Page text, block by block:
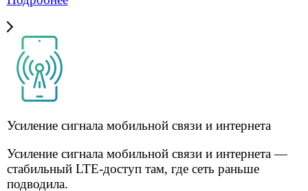
Услуги для бизнеса
Решения для бизнеса
Операторам связи
Оборудование
О компании
О компании
Блог
Офис в Москве:
125040, г. Москва,
ул. 3-я Ямского Поля,